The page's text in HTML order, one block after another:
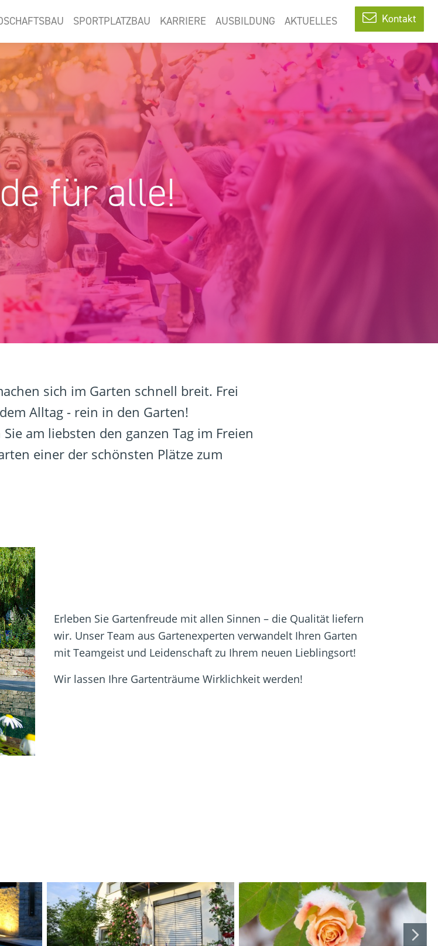
SPORTPLATZBAU KARRIERE AUSBILDUNG AKTUELLES Kontakt
für alle!
sich im Garten schnell breit. Frei
Alltag - rein in den Garten!
am liebsten den ganzen Tag im Freien
einer der schönsten Plätze zum
Erleben Sie Gartenfreude mit allen Sinnen – die Qualität liefern
wir. Unser Team aus Gartenexperten verwandelt Ihren Garten
mit Teamgeist und Leidenschaft zu Ihrem neuen Lieblingsort!
Wir lassen Ihre Gartenträume Wirklichkeit werden!